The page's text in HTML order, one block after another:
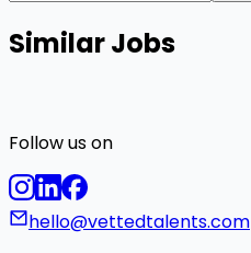
Similar Jobs
Follow us on
hello@vettedtalents.com